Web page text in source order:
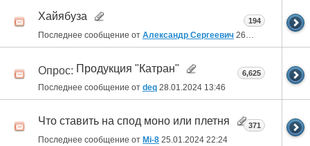
Хайябуза
Последнее сообщение от Александр Сергеевич 26.02.2024 14:01
194
Опрос: Продукция "Катран"
Последнее сообщение от deq 28.01.2024 13:46
6,625
Что ставить на спод моно или плетня
Последнее сообщение от Mi-8 25.01.2024 22:24
371